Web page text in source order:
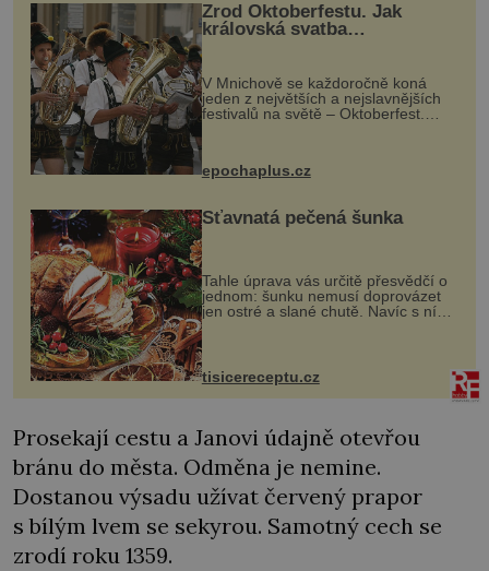
Zrod Oktoberfestu. Jak
královská svatba
odstartovala největší pivní
festival světa
V Mnichově se každoročně koná
jeden z největších a nejslavnějších
festivalů na světě – Oktoberfest.
návštěvníků, kteří si vychutnávají
kultur...
epochaplus.cz
Šťavnatá pečená šunka
Tahle úprava vás určitě přesvědčí o
jednom: šunku nemusí doprovázet
jen ostré a slané chutě. Navíc s ní
nakrmíte poměrně hodně hladových
krků. Ingredience sádlo 3 kg šunky
vcelku 3 stroužky česneku hl...
tisicereceptu.cz
Prosekají cestu a Janovi údajně otevřou
bránu do města. Odměna je nemine.
Dostanou výsadu užívat červený prapor
s bílým lvem se sekyrou. Samotný cech se
zrodí roku 1359.